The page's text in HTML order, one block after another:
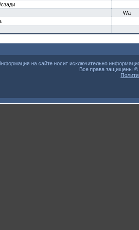
Wa
на сайте носит исключительно
Все права защищены ©